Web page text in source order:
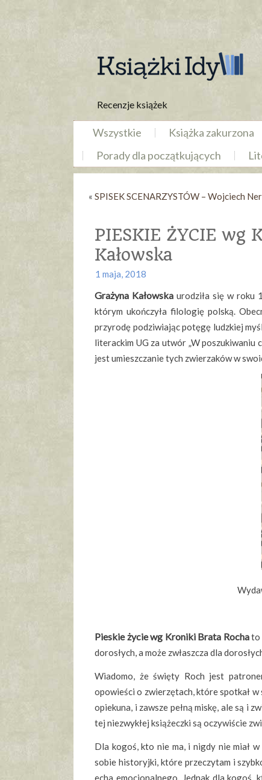
Recenzje książek
Wszystkie Książka zakurzona
Porady dla początkujących
« SPISEK SCENARZYSTÓW – Wojciech
PIESKIE ŻYCIE wg
Kałowska
1 maja, 2018
Grażyna Kałowska urodziła się w roku
którym ukończyła filologię polską.
przyrodę podziwiając potęgę ludzkiej
literackim UG za utwór „W poszukiwaniu
jest umieszczanie tych zwierzaków w
Pieskie życie wg Kroniki Brata Rochato
dorosłych, a może zwłaszcza dla
Wiadomo, że święty Roch jest
opowieści o zwierzętach, które spotkał w
opiekuna, i zawsze pełną miskę, ale są i
tej niezwykłej książeczki są oczywiście
Dla kogoś, kto nie ma, i nigdy nie miał
sobie historyjki, które przeczytam i
echa emocjonalnego. Jednak dla